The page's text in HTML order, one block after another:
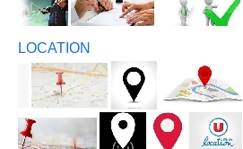
LOCATION